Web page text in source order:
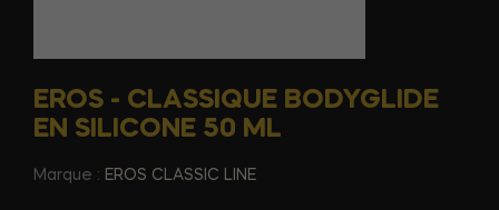
EROS - CLASSIQUE BODYGLIDE
EN SILICONE 50 ML
Marque : EROS CLASSIC LINE